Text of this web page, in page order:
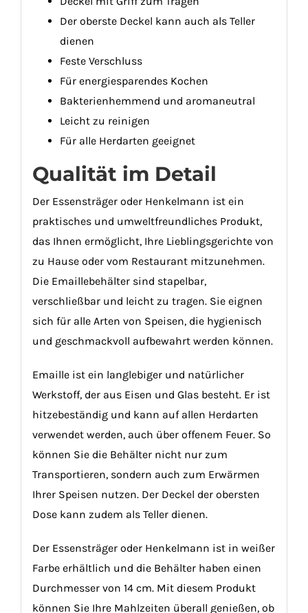
Der oberste Deckel kann auch als Teller
dienen
Feste Verschluss
Für energiesparendes Kochen
Bakterienhemmend und aromaneutral
Leicht zu reinigen
Für alle Herdarten geeignet
Qualität im Detail
Der Essensträger oder Henkelmann ist ein
praktisches und umweltfreundliches Produkt,
das Ihnen ermöglicht, Ihre Lieblingsgerichte von
zu Hause oder vom Restaurant mitzunehmen.
Die Emaillebehälter sind stapelbar,
verschließbar und leicht zu tragen. Sie eignen
sich für alle Arten von Speisen, die hygienisch
und geschmackvoll aufbewahrt werden können.
Emaille ist ein langlebiger und natürlicher
Werkstoff, der aus Eisen und Glas besteht. Er ist
hitzebeständig und kann auf allen Herdarten
verwendet werden, auch über offenem Feuer. So
können Sie die Behälter nicht nur zum
Transportieren, sondern auch zum Erwärmen
Ihrer Speisen nutzen. Der Deckel der obersten
Dose kann zudem als Teller dienen.
Der Essensträger oder Henkelmann ist in weißer
Farbe erhältlich und die Behälter haben einen
Durchmesser von 14 cm. Mit diesem Produkt
können Sie Ihre Mahlzeiten überall genießen, ob